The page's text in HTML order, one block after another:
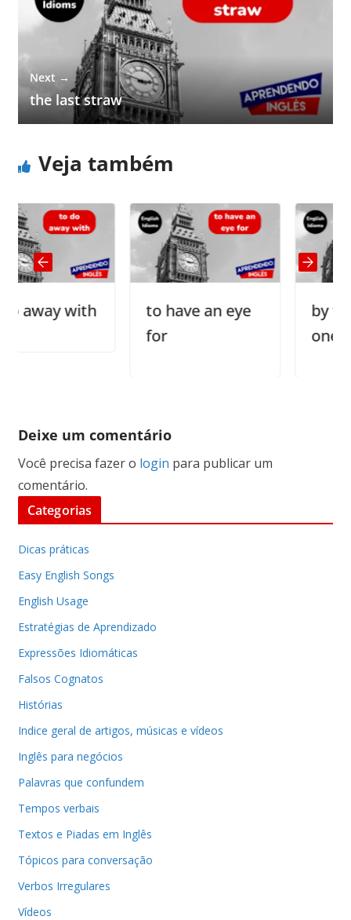
Next →
the last straw
Veja também
with
to have an eye
by the
one’s
Deixe um comentário
Você precisa fazer o login para publicar um
comentário.
Categorias
Dicas práticas
Easy English Songs
English Usage
Estratégias de Aprendizado
Expressões Idiomáticas
Falsos Cognatos
Histórias
Indice geral de artigos, músicas e vídeos
Inglês para negócios
Palavras que confundem
Tempos verbais
Textos e Piadas em Inglês
Tópicos para conversação
Verbos Irregulares
Vídeos